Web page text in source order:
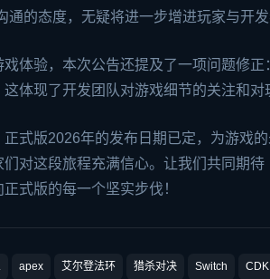
通的态度，无疑将进一步增进玩家与开
体验，本次公告还提及了一项问题修
体现了开发团队对游戏细节的关注和对
式版2026年的发布日期已定，为游戏
对这段旅程充满信心。让我们共同期
式版的每一个坚实步伐！
apex 艾尔登法环 猎杀对决 Switch CDK